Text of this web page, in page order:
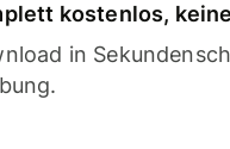
kostenlos,
in